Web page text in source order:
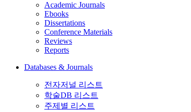
Academic Journals
Ebooks
Dissertations
Conference Materials
Reviews
Reports
Databases & Journals
전자저널 리스트
학술DB 리스트
주제별 리스트